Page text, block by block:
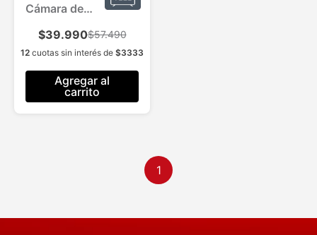
Cámara de
Vehículos 1 Und.
$39.990$57.490
12 cuotas sin interés de $3333
Agregar al
carrito
1